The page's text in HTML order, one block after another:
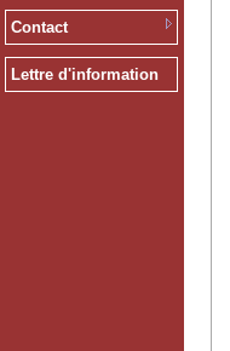
Contact
Lettre d'information